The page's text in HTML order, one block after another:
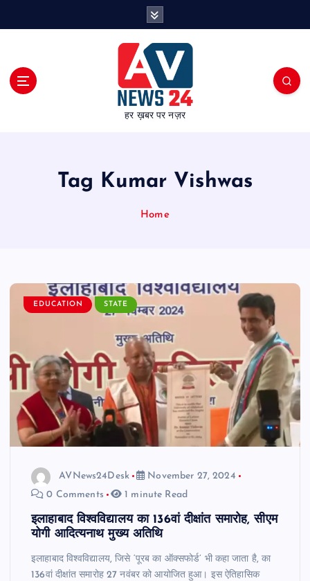
हर ख़बर पर नज़र
Tag Kumar Vishwas
Home
EDUCATION STATE
AVNews24Desk
November 27, 2024
0 Comments
1 minute Read
इलाहाबाद विश्वविद्यालय का 136वां दीक्षांत समारोह, सीएम
योगी आदित्यनाथ मुख्य अतिथि
इलाहाबाद विश्वविद्यालय, जिसे ‘पूरब का ऑक्सफोर्ड’ भी कहा जाता है, का
136वां दीक्षांत समारोह 27 नवंबर को आयोजित हुआ। इस ऐतिहासिक